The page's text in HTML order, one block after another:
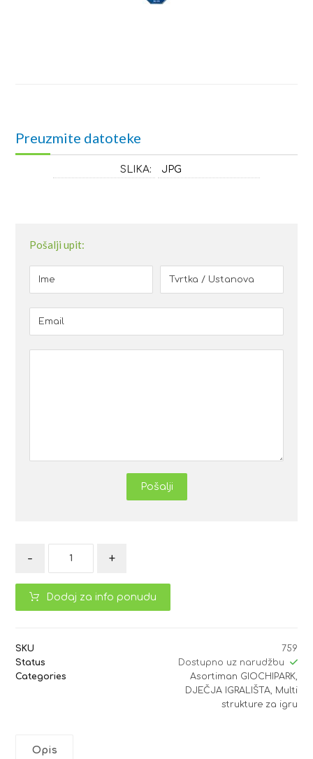
Preuzmite datoteke
SLIKA: JPG
Pošalji upit:
Pošalji
- +
Dodaj za info ponudu
SKU
759
Status
Dostupno uz narudžbu
Categories
Asortiman GIOCHIPARK,
DJEČJA IGRALIŠTA, Multi
strukture za igru
Opis